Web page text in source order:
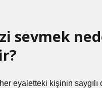
sevmek
eyaletteki kişinin saygılı